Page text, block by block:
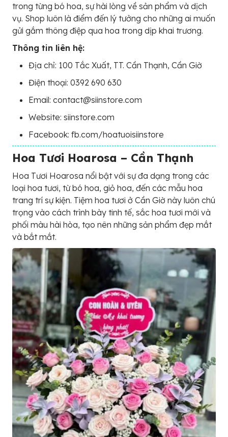
trong từng bó hoa, sự hài lòng về sản phẩm và dịch
vụ. Shop luôn là điểm đến lý tưởng cho những ai muốn
gửi gắm thông điệp qua hoa trong dịp khai trương.
Thông tin liên hệ:
Địa chỉ: 100 Tắc Xuất, TT. Cần Thạnh, Cần Giờ
Điện thoại: 0392 690 630
Email: contact@siinstore.com
Website: siinstore.com
Facebook: fb.com/hoatuoisiinstore
Hoa Tươi Hoarosa – Cần Thạnh
Hoa Tươi Hoarosa nổi bật với sự đa dạng trong các
loại hoa tươi, từ bó hoa, giỏ hoa, đến các mẫu hoa
trang trí sự kiện. Tiệm hoa tươi ở Cần Giờ này luôn chú
trọng vào cách trình bày tinh tế, sắc hoa tươi mới và
phối màu hài hòa, tạo nên những sản phẩm đẹp mắt
và bắt mắt.